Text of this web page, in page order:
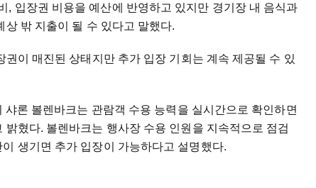
, 입장권 비용을 예산에 반영하고 있지만 경기장 내 음식과
밖 지출이 될 수 있다고 말했다.
이 매진된 상태지만 추가 입장 기회는 계속 제공될 수 있
론 볼렌바크는 관람객 수용 능력을 실시간으로 확인하면
혔다. 볼렌바크는 행사장 수용 인원을 지속적으로 점검
생기면 추가 입장이 가능하다고 설명했다.